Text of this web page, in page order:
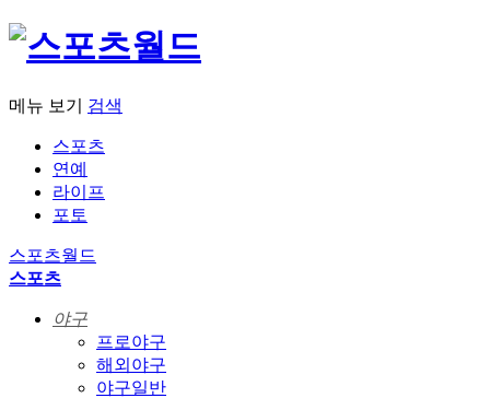
메뉴 보기 검색
스포츠
연예
라이프
포토
스포츠월드
스포츠
야구
프로야구
해외야구
야구일반